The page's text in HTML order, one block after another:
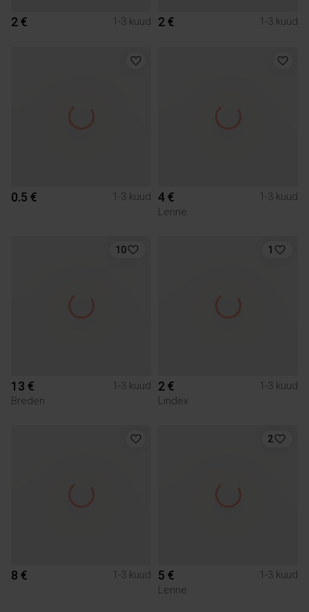
2 € 1-3 kuud 2 € 1-3 kuud
0.5 € 1-3 kuud 4 €
1-3 kuud
Lenne
10
13 €
1-3 kuud
Breden
1
2 €
1-3 kuud
Lindex
8 € 1-3 kuud
2
5 €
1-3 kuud
Lenne